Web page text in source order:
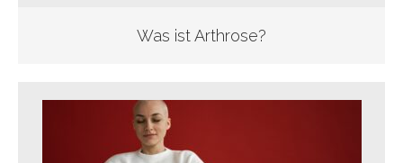
Was ist Arthrose?